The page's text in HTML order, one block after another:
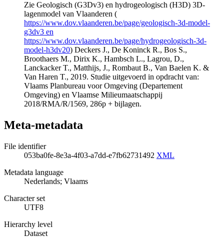
Zie Geologisch (G3Dv3) en hydrogeologisch (H3D) 3D-
lagenmodel van Vlaanderen (
https://www.dov.vlaanderen.be/page/geologisch-3d-model-
g3dv3 en
https://www.dov.vlaanderen.be/page/hydrogeologisch-3d-
model-h3dv20) Deckers J., De Koninck R., Bos S.,
Broothaers M., Dirix K., Hambsch L., Lagrou, D.,
Lanckacker T., Matthijs, J., Rombaut B., Van Baelen K. &
Van Haren T., 2019. Studie uitgevoerd in opdracht van:
Vlaams Planbureau voor Omgeving (Departement
Omgeving) en Vlaamse Milieumaatschappij
2018/RMA/R/1569, 286p + bijlagen.
Meta-metadata
File identifier
053ba0fe-8e3a-4f03-a7dd-e7fb62731492 XML
Metadata language
Nederlands; Vlaams
Character set
UTF8
Hierarchy level
Dataset